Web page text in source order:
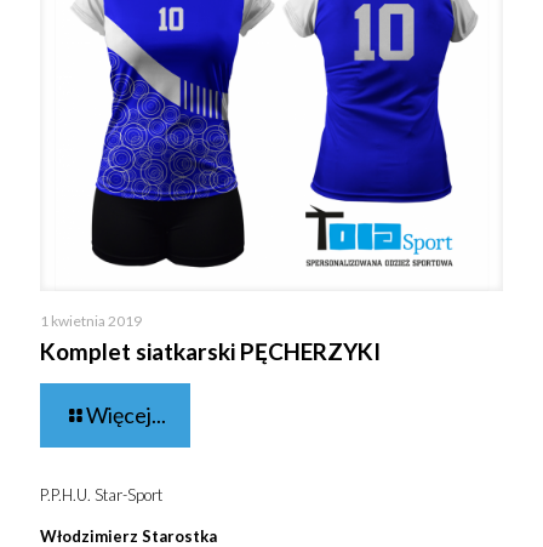
1 kwietnia 2019
Komplet siatkarski PĘCHERZYKI
Więcej...
P.P.H.U. Star-Sport
Włodzimierz Starostka